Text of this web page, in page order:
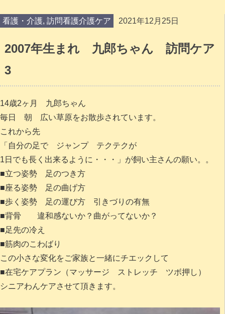
看護・介護, 訪問看護介護ケア 2021年12月25日
2007年生まれ 九郎ちゃん 訪問ケア
3
14歳2ヶ月 九郎ちゃん
毎日 朝 広い草原をお散歩されています。
これから先
「自分の足で ジャンプ テクテクが
1日でも長く出来るように・・・」が飼い主さんの願い。。
■立つ姿勢 足のつき方
■座る姿勢 足の曲げ方
■歩く姿勢 足の運び方 引きづりの有無
■背骨 違和感ないか？曲がってないか？
■足先の冷え
■筋肉のこわばり
この小さな変化をご家族と一緒にチエックして
■在宅ケアプラン（マッサージ ストレッチ ツボ押し）
シニアわんケアさせて頂きます。